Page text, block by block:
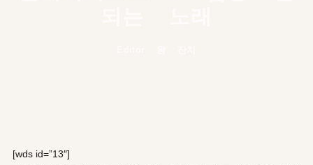
[wds id=”13″]